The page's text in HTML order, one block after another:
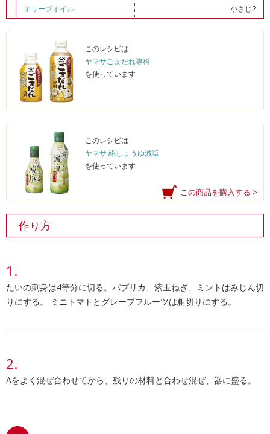
オリーブオイル
小さじ2
このレシピは
ヤマサごまだれ専科
を使っています
このレシピは
ヤマサ 絹しょうゆ減塩
を使っています
この商品を購入する >
作り方
たいの刺身は4等分に切る。パプリカ、紫玉ねぎ、ミントはみじん切
りにする。 ミニトマトとグレープフルーツは粗切りにする。
Aをよく混ぜ合わせてから、残りの材料と合わせ混ぜ、器に盛る。